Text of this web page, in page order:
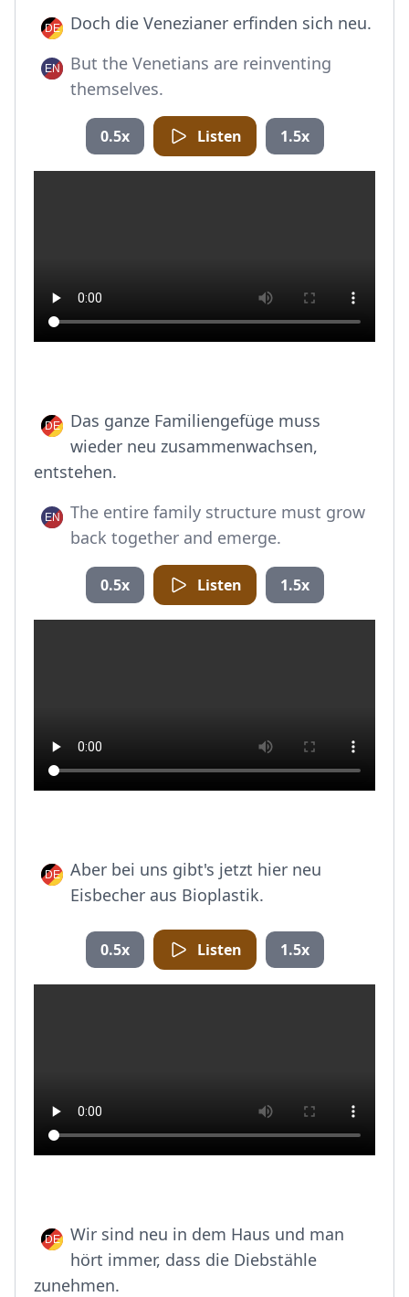
Doch die Venezianer erfinden sich neu.
But the Venetians are reinventing
themselves.
0.5x Listen 1.5x
Das ganze Familiengefüge muss
wieder neu zusammenwachsen,
entstehen.
The entire family structure must grow
back together and emerge.
0.5x Listen 1.5x
Aber bei uns gibt's jetzt hier neu
Eisbecher aus Bioplastik.
0.5x Listen 1.5x
Wir sind neu in dem Haus und man
hört immer, dass die Diebstähle
zunehmen.